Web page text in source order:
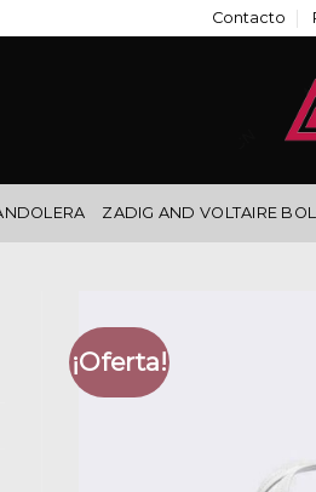
Contacto
ZADIG AND VOLTAIRE
¡Oferta!